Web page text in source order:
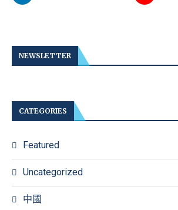
NEWSLETTER
CATEGORIES
Featured
Uncategorized
中國